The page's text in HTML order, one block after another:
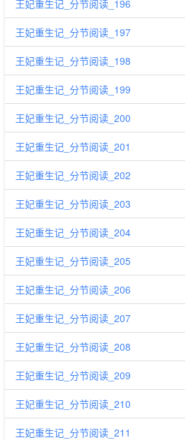
王妃重生记_分节阅读_196
王妃重生记_分节阅读_197
王妃重生记_分节阅读_198
王妃重生记_分节阅读_199
王妃重生记_分节阅读_200
王妃重生记_分节阅读_201
王妃重生记_分节阅读_202
王妃重生记_分节阅读_203
王妃重生记_分节阅读_204
王妃重生记_分节阅读_205
王妃重生记_分节阅读_206
王妃重生记_分节阅读_207
王妃重生记_分节阅读_208
王妃重生记_分节阅读_209
王妃重生记_分节阅读_210
王妃重生记_分节阅读_211